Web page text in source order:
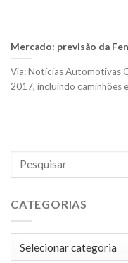
CATEGORIAS
Categorias
Mercado: previsão da
Via: Notícias Automotivas
2017, incluindo caminhões